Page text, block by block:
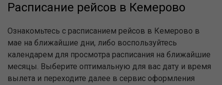
Расписание рейсов в Кемерово
Ознакомьтесь с расписанием рейсов в Кемерово в
мае на ближайшие дни, либо воспользуйтесь
календарем для просмотра расписания на ближайшие
месяцы. Выберите оптимальную для вас дату и время
вылета и переходите далее в сервис оформления